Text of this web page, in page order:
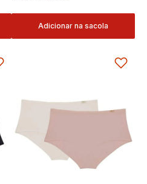
Adicionar na sacola